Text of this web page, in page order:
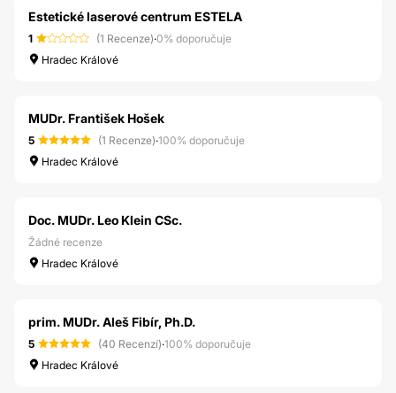
Estetické laserové centrum ESTELA
1 (1 Recenze)·0% doporučuje
Hradec Králové
MUDr. František Hošek
5 (1 Recenze)·100% doporučuje
Hradec Králové
Doc. MUDr. Leo Klein CSc.
Žádné recenze
Hradec Králové
prim. MUDr. Aleš Fibír, Ph.D.
5 (40 Recenzí)·100% doporučuje
Hradec Králové